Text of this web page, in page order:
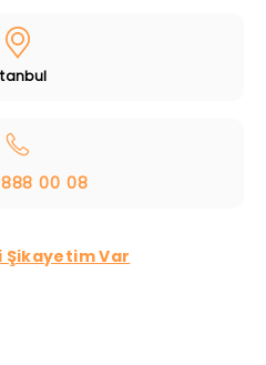
00 08
Şikayetim Var